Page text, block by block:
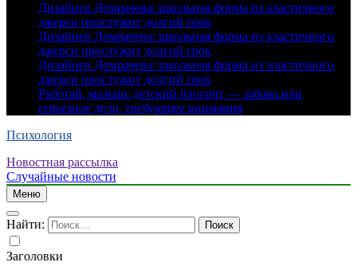
Дизайнер Домрачева: школьная форма из эластичного
джерси прослужит долгий срок
Дизайнер Домрачева: школьная форма из эластичного
джерси прослужит долгий срок
Дизайнер Домрачева: школьная форма из эластичного
джерси прослужит долгий срок
Работай, малыш: детский блогинг — забава или
серьезное дело, требующее внимания
Психология
Новостная рассылка
Случайные новости
Меню
Найти:
Заголовки